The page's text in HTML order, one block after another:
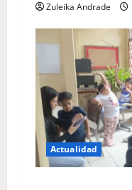
Zuleika Andrade
Actualidad